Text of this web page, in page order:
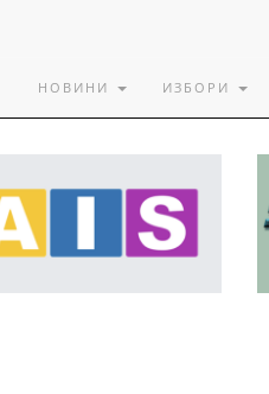
НОВИНИ ИЗБОРИ